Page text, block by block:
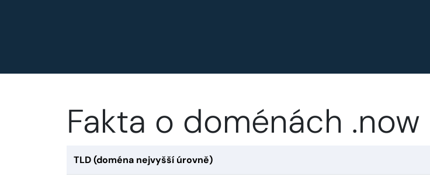
Fakta o doménách .now
TLD (doména nejvyšší úrovně)